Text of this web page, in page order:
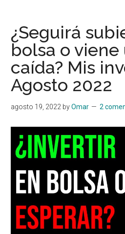
¿Seguirá
bolsa o viene
caída? Mis
Agosto 2022
agosto 19, 2022 byOmar 2